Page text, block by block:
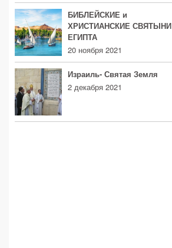
БИБЛЕЙСКИЕ и
ХРИСТИАНСКИЕ СВЯТЫНИ
ЕГИПТА
20 ноября 2021
Израиль- Святая Земля
2 декабря 2021